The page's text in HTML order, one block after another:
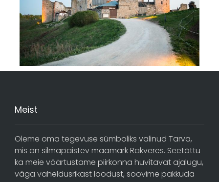
Meist
Oleme oma tegevuse sümboliks valinud Tarva,
mis on silmapaistev maamärk Rakveres. Seetõttu
ka meie väärtustame piirkonna huvitavat ajalugu,
väga vaheldusrikast loodust, soovime pakkuda